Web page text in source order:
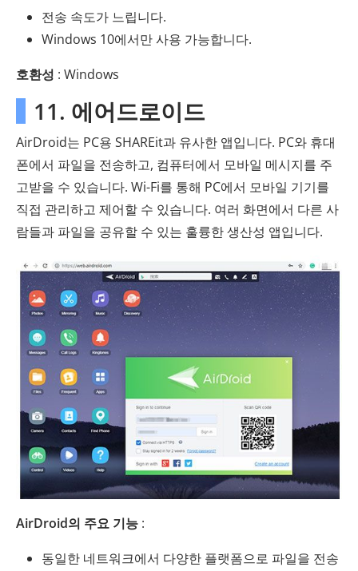
전송 속도가 느립니다.
Windows 10에서만 사용 가능합니다.
호환성 : Windows
11. 에어드로이드
AirDroid는 PC용 SHAREit과 유사한 앱입니다. PC와 휴대
폰에서 파일을 전송하고, 컴퓨터에서 모바일 메시지를 주
고받을 수 있습니다. Wi-Fi를 통해 PC에서 모바일 기기를
직접 관리하고 제어할 수 있습니다. 여러 화면에서 다른 사
람들과 파일을 공유할 수 있는 훌륭한 생산성 앱입니다.
AirDroid의 주요 기능 :
동일한 네트워크에서 다양한 플랫폼으로 파일을 전송